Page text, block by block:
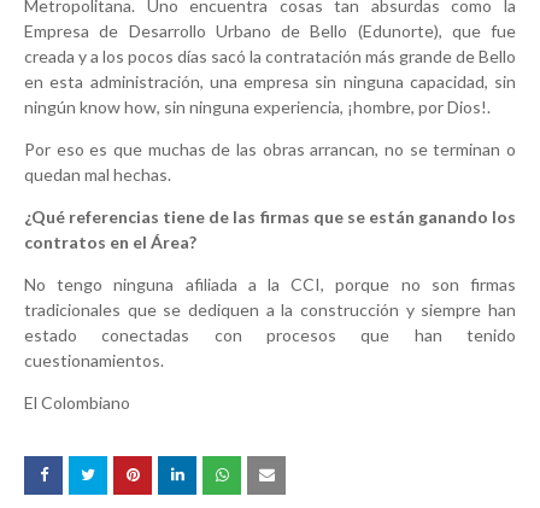
Metropolitana. Uno encuentra cosas tan absurdas como la
Empresa de Desarrollo Urbano de Bello (Edunorte), que fue
creada y a los pocos días sacó la contratación más grande de Bello
en esta administración, una empresa sin ninguna capacidad, sin
ningún know how, sin ninguna experiencia, ¡hombre, por Dios!.
Por eso es que muchas de las obras arrancan, no se terminan o
quedan mal hechas.
¿Qué referencias tiene de las firmas que se están ganando los
contratos en el Área?
No tengo ninguna afiliada a la CCI, porque no son firmas
tradicionales que se dediquen a la construcción y siempre han
estado conectadas con procesos que han tenido
cuestionamientos.
El Colombiano